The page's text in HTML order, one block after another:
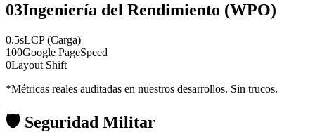
03Ingeniería del Rendimiento (WPO)
0.5sLCP (Carga)
100Google PageSpeed
0Layout Shift
*Métricas reales auditadas en nuestros desarrollos. Sin trucos.
🛡️ Seguridad Militar